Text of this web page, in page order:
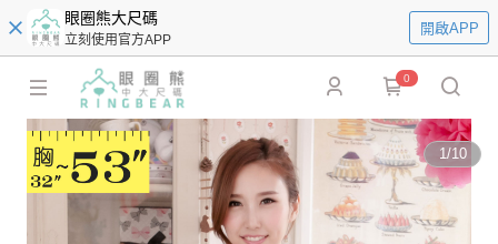
眼圈熊大尺碼
立刻使用官方APP
開啟APP
0
1/10